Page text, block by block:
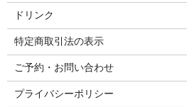
ドリンク
特定商取引法の表示
ご予約・お問い合わせ
プライバシーポリシー